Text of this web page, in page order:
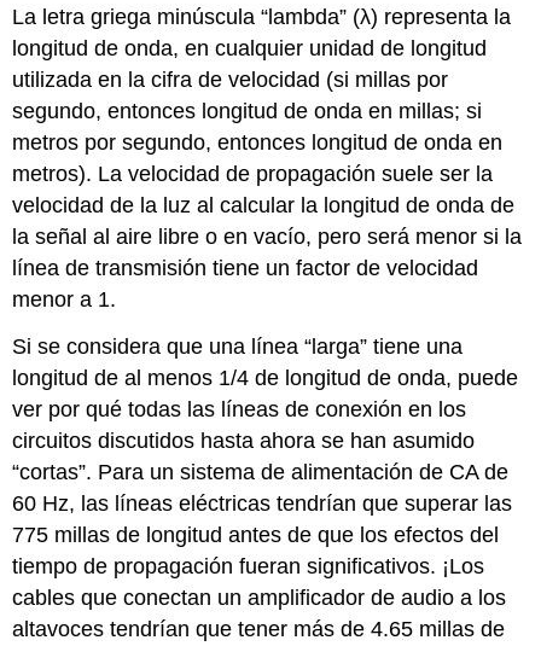
La letra griega minúscula “lambda” (λ) representa la
longitud de onda, en cualquier unidad de longitud
utilizada en la cifra de velocidad (si millas por
segundo, entonces longitud de onda en millas; si
metros por segundo, entonces longitud de onda en
metros). La velocidad de propagación suele ser la
velocidad de la luz al calcular la longitud de onda de
la señal al aire libre o en vacío, pero será menor si la
línea de transmisión tiene un factor de velocidad
menor a 1.
Si se considera que una línea “larga” tiene una
longitud de al menos 1/4 de longitud de onda, puede
ver por qué todas las líneas de conexión en los
circuitos discutidos hasta ahora se han asumido
“cortas”. Para un sistema de alimentación de CA de
60 Hz, las líneas eléctricas tendrían que superar las
775 millas de longitud antes de que los efectos del
tiempo de propagación fueran significativos. ¡Los
cables que conectan un amplificador de audio a los
altavoces tendrían que tener más de 4.65 millas de